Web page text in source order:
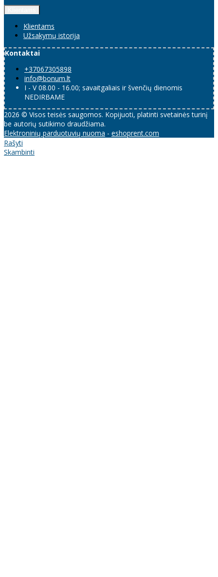
Klientams
Užsakymų istorija
Kontaktai
+37067305898
info@bonum.lt
I - V 08.00 - 16.00; savaitgaliais ir švenčių dienomis
NEDIRBAME
2026 © Visos teisės saugomos. Kopijuoti, platinti svetainės turinį
be autorių sutikimo draudžiama.
Elektroninių parduotuvių nuoma - eshoprent.com
Rašyti
Skambinti